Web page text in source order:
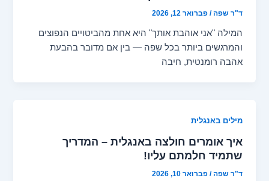
ד"ר שפה/פברואר 12, 2026
המילה "אני אוהבת אותך" היא אחת מהביטויים הנפוצים
והמרגשים ביותר בכל שפה — בין אם מדובר בהבעת
אהבה רומנטית, חיבה
מילים באנגלית
איך אומרים חולצה באנגלית – המדריך
שתמיד חלמתם עליו!
ד"ר שפה/פברואר 10, 2026